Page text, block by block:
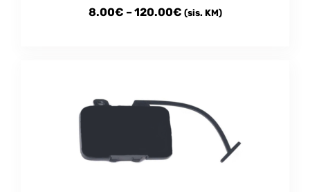
8.00€ –120.00€Price
(sis. KM)